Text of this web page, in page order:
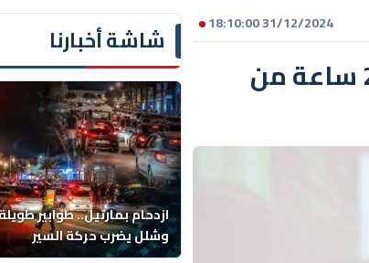
شاشة أخبارنا
ازدحام بمارتيل.. طوابير
وشلل يضرب حركة السير
31/12/2024 18:10:00
عادل هالا يعقد لقاء تواصليًا قبل 24 ساعة من